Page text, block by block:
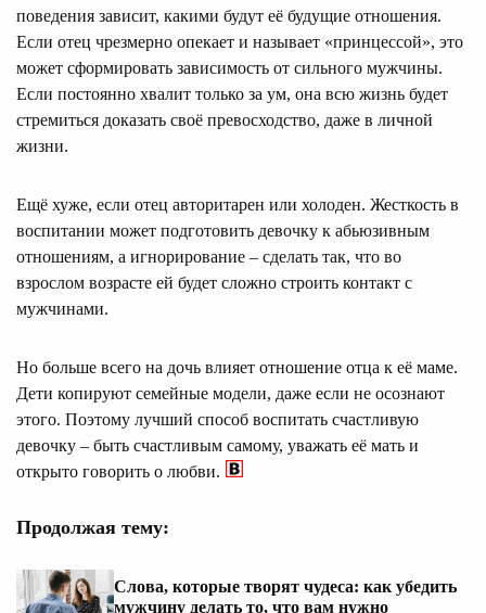
поведения зависит, какими будут её будущие отношения.
Если отец чрезмерно опекает и называет «принцессой», это
может сформировать зависимость от сильного мужчины.
Если постоянно хвалит только за ум, она всю жизнь будет
стремиться доказать своё превосходство, даже в личной
жизни.
Ещё хуже, если отец авторитарен или холоден. Жесткость в
воспитании может подготовить девочку к абьюзивным
отношениям, а игнорирование – сделать так, что во
взрослом возрасте ей будет сложно строить контакт с
мужчинами.
Но больше всего на дочь влияет отношение отца к её маме.
Дети копируют семейные модели, даже если не осознают
этого. Поэтому лучший способ воспитать счастливую
девочку – быть счастливым самому, уважать её мать и
открыто говорить о любви.
Продолжая тему:
Слова, которые творят чудеса: как убедить
мужчину делать то, что вам нужно